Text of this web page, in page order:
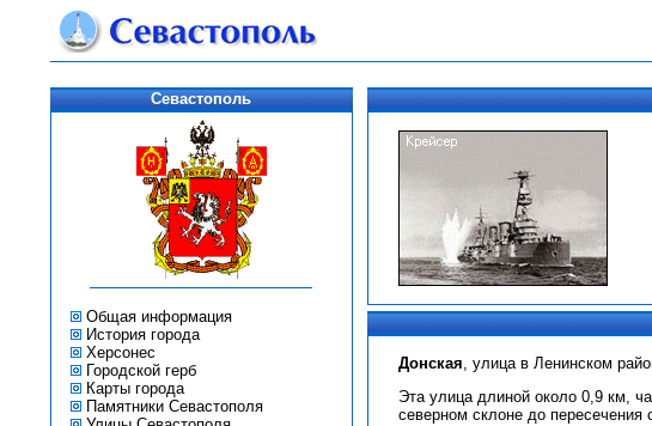
Севастополь
Общая информация
История города
Херсонес
Городской герб
Карты города
Памятники Севастополя
Донская, улица в Ленинском
Эта улица длиной около 0,9 км,
северном склоне до